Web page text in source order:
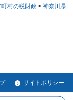
町村の税財政 > 神奈川県
サイトポリシー